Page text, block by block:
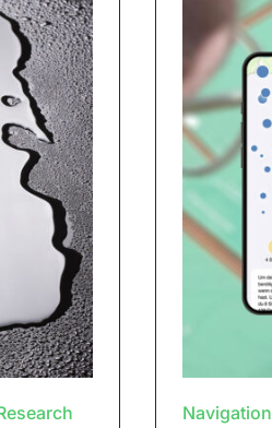
Navigation